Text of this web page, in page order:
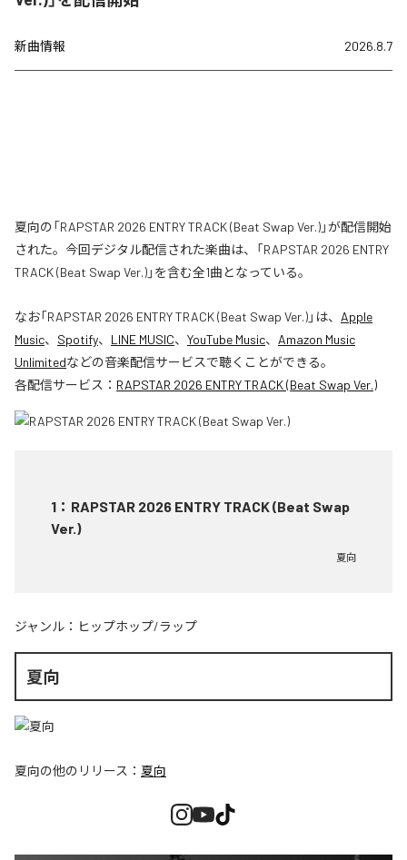
新曲情報 2026.8.7
夏向の「RAPSTAR 2026 ENTRY TRACK (Beat Swap Ver.)」が配信開始
された。今回デジタル配信された楽曲は、「RAPSTAR 2026 ENTRY
TRACK (Beat Swap Ver.)」を含む全1曲となっている。
なお「RAPSTAR 2026 ENTRY TRACK (Beat Swap Ver.)」は、 Apple
Music、 Spotify、 LINE MUSIC、 YouTube Music、 Amazon Music
Unlimitedなどの音楽配信サービスで聴くことができる。
各配信サービス： RAPSTAR 2026 ENTRY TRACK (Beat Swap Ver.)
1 ： RAPSTAR 2026 ENTRY TRACK (Beat Swap
Ver.)
夏向
ジャンル： ヒップホップ/ラップ
夏向
夏向の他のリリース： 夏向